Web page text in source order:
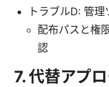
トラブルD: 管
配布パスと権
認
7. 代替アプ